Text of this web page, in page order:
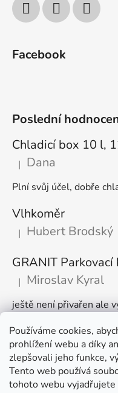
Používáme cookies,
prohlížení webu a díky
zlepšovali jeho funkce,
Tento web používá
tohoto webu vyjadřujete
Facebook
Poslední
Chladicí box 10 l,
Hodnocení produktu je
| Dana
Plní svůj účel, dobře
Vlhkoměr
Hodnocení produktu je
| Hubert Brodský
GRANIT Parkovací
Hodnocení produktu je
| Miroslav Kyral
ještě není přivařen ale
Články
🌾 Prodlužujeme
Časté dotazy